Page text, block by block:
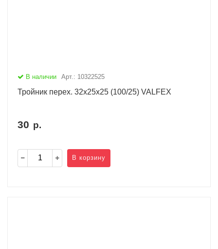
В наличии Арт.: 10322525
Тройник перех. 32х25х25 (100/25) VALFEX
30 р.
В корзину